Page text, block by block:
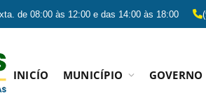
de 08:00 às 12:00 e das 14:00 às 18:00
INICÍO MUNICÍPIO GOVERNO